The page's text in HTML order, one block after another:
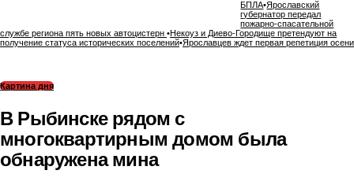
БПЛА•Ярославский
губернатор передал
пожарно-спасательной
службе региона пять новых автоцистерн •Некоуз и Диево-Городище претендуют на
получение статуса исторических поселений•Ярославцев ждет первая репетиция осени
Картина дня
В Рыбинске рядом с
многоквартирным домом была
обнаружена мина